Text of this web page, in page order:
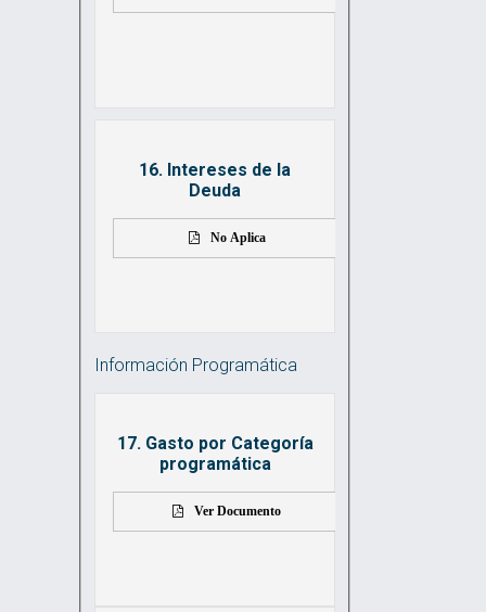
16. Intereses de la
Deuda
No Aplica
Información Programática
17. Gasto por Categoría
programática
Ver Documento